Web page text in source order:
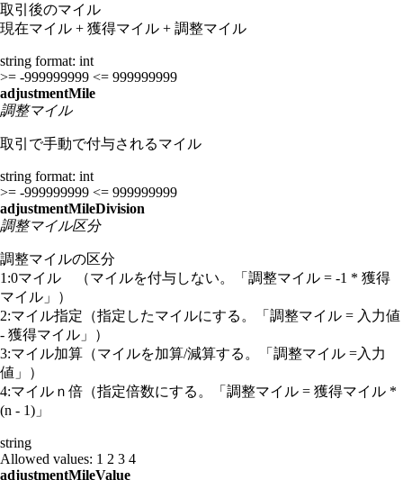
取引後のマイル
現在マイル + 獲得マイル + 調整マイル
string format: int
>= -999999999 <= 999999999
adjustmentMile
調整マイル
取引で手動で付与されるマイル
string format: int
>= -999999999 <= 999999999
adjustmentMileDivision
調整マイル区分
調整マイルの区分
1:0マイル （マイルを付与しない。「調整マイル = -1 * 獲得
マイル」）
2:マイル指定（指定したマイルにする。「調整マイル = 入力値
- 獲得マイル」）
3:マイル加算（マイルを加算/減算する。「調整マイル =入力
値」）
4:マイルｎ倍（指定倍数にする。「調整マイル = 獲得マイル *
(n - 1)」
string
Allowed values: 1 2 3 4
adjustmentMileValue